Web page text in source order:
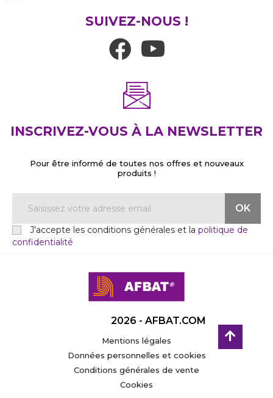
SUIVEZ-NOUS !
INSCRIVEZ-VOUS À LA NEWSLETTER
Pour être informé de toutes nos offres et nouveaux
produits !
J'accepte les conditions générales et la politique de
confidentialité
2026 - AFBAT.COM
Mentions légales
Données personnelles et cookies
Conditions générales de vente
Cookies